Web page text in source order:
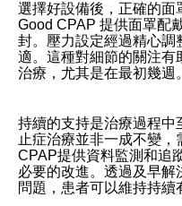
選擇好設備後，正確的面
Good CPAP 提供面罩配
封。壓力設定經過精心調
適。這種對細節的關注有
治療，尤其是在最初幾週。
持續的支持是治療過程中
止症治療並非一成不變
CPAP提供資料監測和追
必要的改進。透過及早
問題，患者可以維持持續